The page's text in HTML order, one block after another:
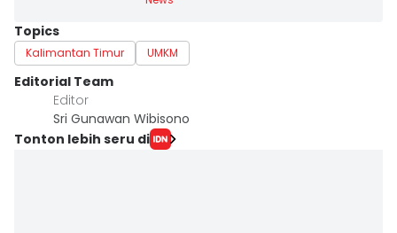
Topics
Kalimantan Timur UMKM
Editorial Team
Editor
Sri Gunawan Wibisono
Tonton lebih seru di